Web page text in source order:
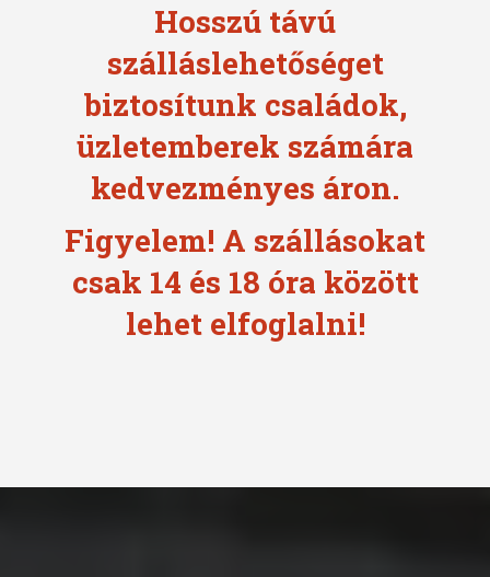
Hosszú távú
szálláslehetőséget
biztosítunk családok,
üzletemberek számára
kedvezményes áron.
Figyelem! A szállásokat
csak 14 és 18 óra között
lehet elfoglalni!